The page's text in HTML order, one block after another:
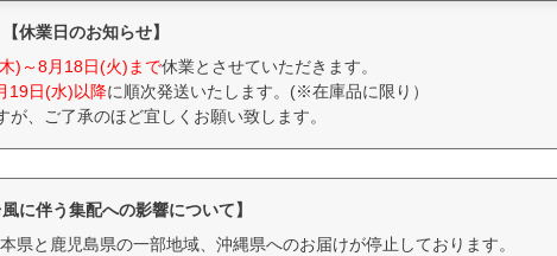
【休業日のお知らせ】
)～8月18日(火)まで休業とさせていただきます。
19日(水)以降に順次発送いたします。(※在庫品に限り）
が、ご了承のほど宜しくお願い致します。
風に伴う集配への影響について】
県と鹿児島県の一部地域、沖縄県へのお届けが停止しております。